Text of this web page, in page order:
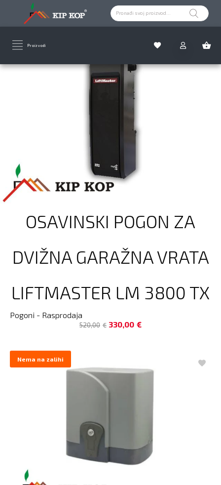
Proizvodi
OSAVINSKI POGON ZA
DVIŽNA GARAŽNA VRATA
LIFTMASTER LM 3800 TX
Pogoni - Rasprodaja
€
520,00 €
330,00
Nema na zalihi